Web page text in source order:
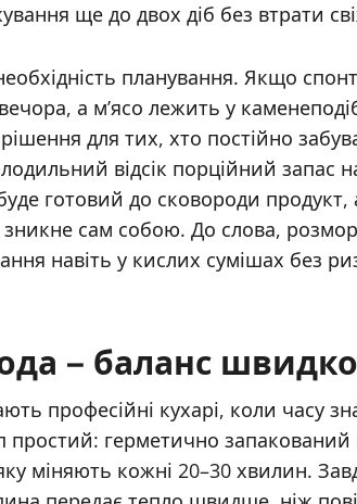
ще до двох діб без втрати
планування. Якщо
а м’ясо лежить у
для тих, хто постійно
відсік порційний запас
готовий до сковороди продукт,
сам собою. До слова,
навіть у кислих сумішах без
– баланс
професійні кухарі, коли часу
герметично запакований
міняють кожні 20–30 хвилин.